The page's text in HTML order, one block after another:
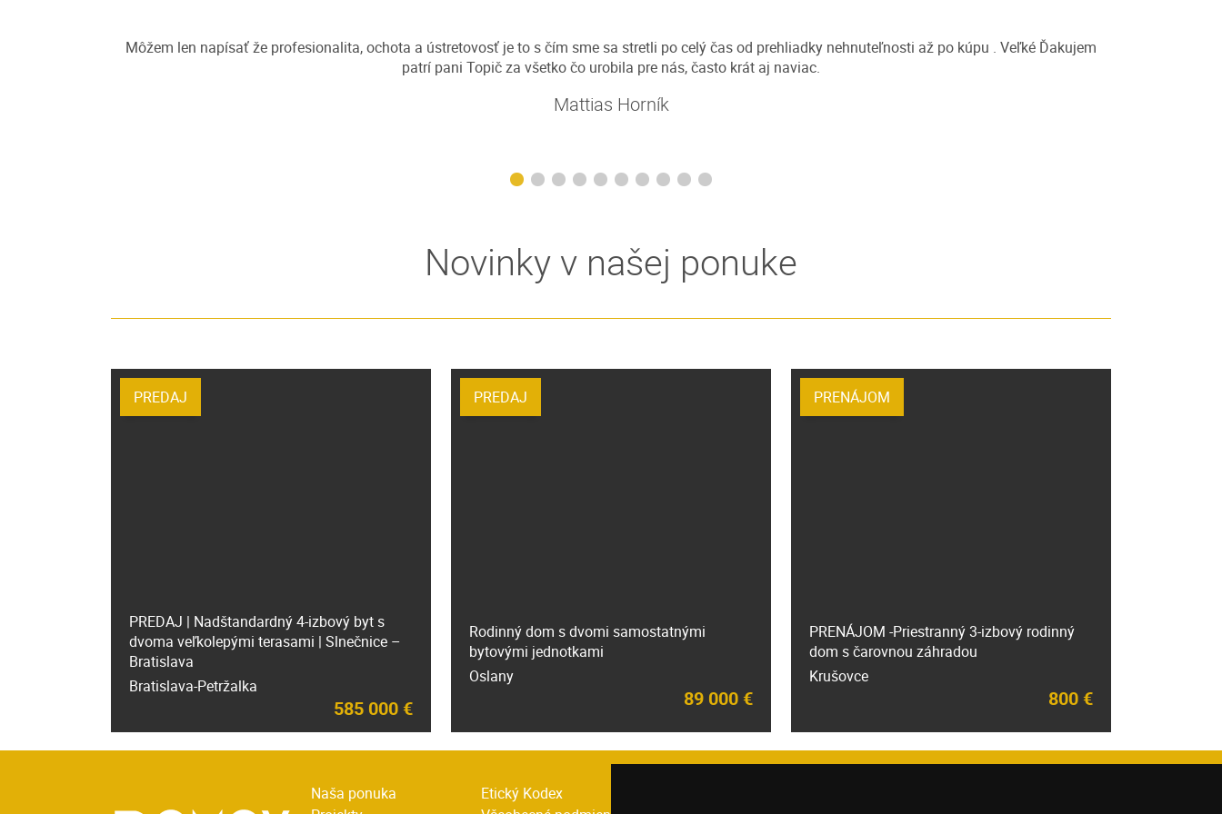
Môžem len napísať že profesionalita, ochota a ústretovosť je to s čím sme sa stretli po celý čas od prehliadky nehnuteľnosti až po kúpu . Veľké Ďakujem
patrí pani Topič za všetko čo urobila pre nás, často krát aj naviac.
Mattias Horník
Novinky v našej ponuke
PREDAJ | Nadštandardný 4-izbový byt s
dvoma veľkolepými terasami | Slnečnice –
Bratislava
Bratislava-Petržalka
585 000 €
PREDAJ
Rodinný dom s dvomi samostatnými
bytovými jednotkami
Oslany
89 000 €
PREDAJ
PRENÁJOM -Priestranný 3-izbový rodinný
dom s čarovnou záhradou
Krušovce
800 €
PRENÁJOM
Naša ponuka
Etický Kodex